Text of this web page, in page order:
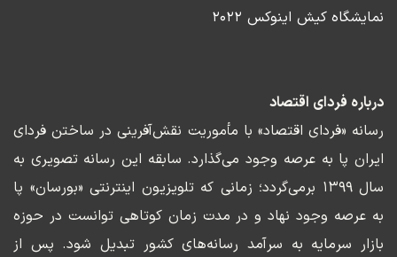
نمایشگاه کیش اینوکس ۲۰۲۲
درباره فردای اقتصاد
رسانه «فردای اقتصاد» با مأموریت نقش‌آفرینی در ساختن فردای
ایران پا به عرصه وجود می‌گذارد. سابقه این رسانه تصویری به
سال ۱۳۹۹ برمی‌گردد؛ زمانی که تلویزیون اینترنتی «بورسان» پا
به عرصه وجود نهاد و در مدت زمان کوتاهی توانست در حوزه
بازار سرمایه به سرآمد رسانه‌های کشور تبدیل شود. پس از